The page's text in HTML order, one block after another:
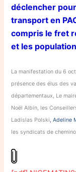
déclencher
transport en
compris le fret
et les
La manifestation du 6
présence des élus des
départementaux, Le
Noël Albin, les
Ladislas Polski, Adeline
les syndicats de